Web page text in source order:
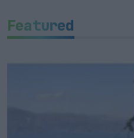
Featured